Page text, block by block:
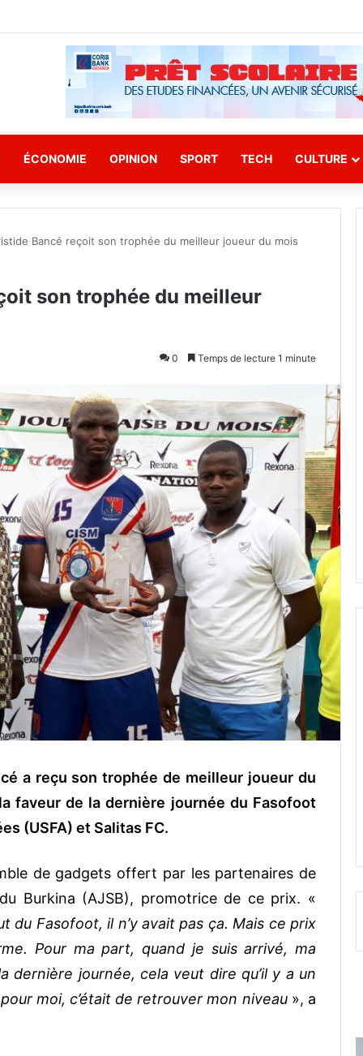
ÉCONOMIE OPINION SPORT TECH CULTURE
Bancé reçoit son trophée du meilleur joueur du mois
son trophée du meilleur
0 Temps de lecture 1 minute
a reçu son trophée de meilleur joueur du
faveur de la dernière journée du Fasofoot
(USFA) et Salitas FC.
de gadgets offert par les partenaires de
Burkina (AJSB), promotrice de ce prix. «
du Fasofoot, il n’y avait pas ça. Mais ce prix
Pour ma part, quand je suis arrivé, ma
dernière journée, cela veut dire qu’il y a un
moi, c’était de retrouver mon niveau», a